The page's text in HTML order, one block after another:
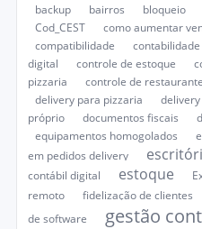
backup
bairros bloqueio
Cod_CEST
como aumentar
compatibilidade
digital
controle de estoque
pizzaria
controle de restaurante
delivery para pizzaria
próprio
documentos fiscais
equipamentos homogolados
em pedidos delivery
contábil digital
estoque
remoto
fidelização de clientes
de software
gestão